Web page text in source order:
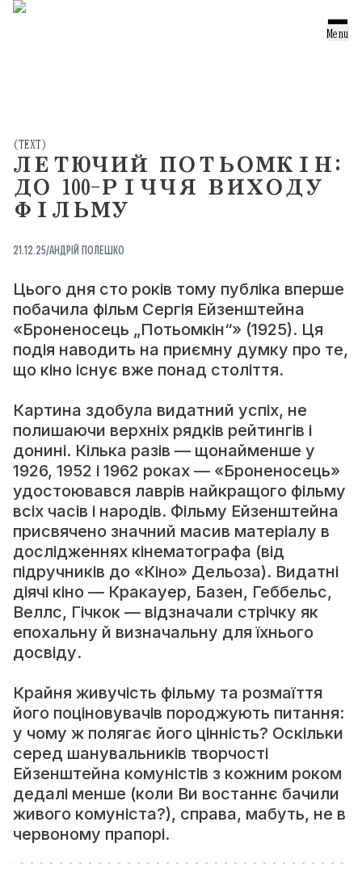
Menu
ПІДБІРКИ
ПРОЕКТ
(TELEGRAM)
ІНСТАГРАМ
(INSTAGRAM)
(TEXT )
ЛЕТЮЧИЙ ПОТЬОМКІН:
ДО 100-РІЧЧЯ ВИХОДУ
ФІЛЬМУ
21.12.25/АНДРІЙ ПОЛЕШКО
Цього дня сто років тому публіка вперше
побачила фільм Сергія Ейзенштейна
«Броненосець „Потьомкін“» (1925). Ця
подія наводить на приємну думку про те,
що кіно існує вже понад століття.
Картина здобула видатний успіх, не
полишаючи верхніх рядків рейтингів і
донині. Кілька разів — щонайменше у
1926, 1952 і 1962 роках — «Броненосець»
удостоювався лаврів найкращого фільму
всіх часів і народів. Фільму Ейзенштейна
присвячено значний масив матеріалу в
дослідженнях кінематографа (від
підручників до «Кіно» Дельоза). Видатні
діячі кіно — Кракауер, Базен, Геббельс,
Веллс, Гічкок — відзначали стрічку як
епохальну й визначальну для їхнього
досвіду.
Крайня живучість фільму та розмаїття
його поціновувачів породжують питання:
у чому ж полягає його цінність? Оскільки
серед шанувальників творчості
Ейзенштейна комуністів з кожним роком
дедалі менше (коли Ви востаннє бачили
живого комуніста?), справа, мабуть, не в
червоному прапорі.